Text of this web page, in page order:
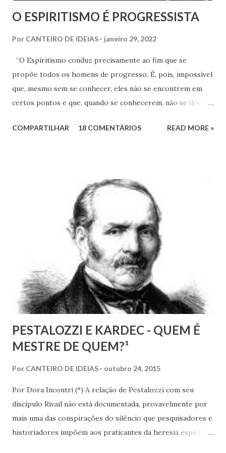
O ESPIRITISMO É PROGRESSISTA
Por CANTEIRO DE IDEIAS janeiro 29, 2022
“O Espiritismo conduz precisamente ao fim que se
propõe todos os homens de progresso. É, pois, impossível
que, mesmo sem se conhecer, eles não se encontrem em
certos pontos e que, quando se conhecerem, não se deem -
inimigos comuns: os preconceitos sociais, a rotina, o
mais rico e produtivo por ele nos é ofertado. As relações
que a Doutrina Espírita estabelece com as questões sociais
e as ciências humanas, nos faculta, nos muni de
conhecimentos, condições e recursos para atravessarmos
as nossas encarnações como Espíritos mais atuantes com o
mundo social ao qual fazemos parte.
COMPARTILHAR 18 COMENTÁRIOS READ MORE »
PESTALOZZI E KARDEC - QUEM É
MESTRE DE QUEM?¹
Por CANTEIRO DE IDEIAS outubro 24, 2015
Por Dora Incontri (*) A relação de Pestalozzi com seu
discípulo Rivail não está documentada, provavelmente por
mais uma das conspirações do silêncio que pesquisadores e
historiadores impõem aos praticantes da heresia espírita